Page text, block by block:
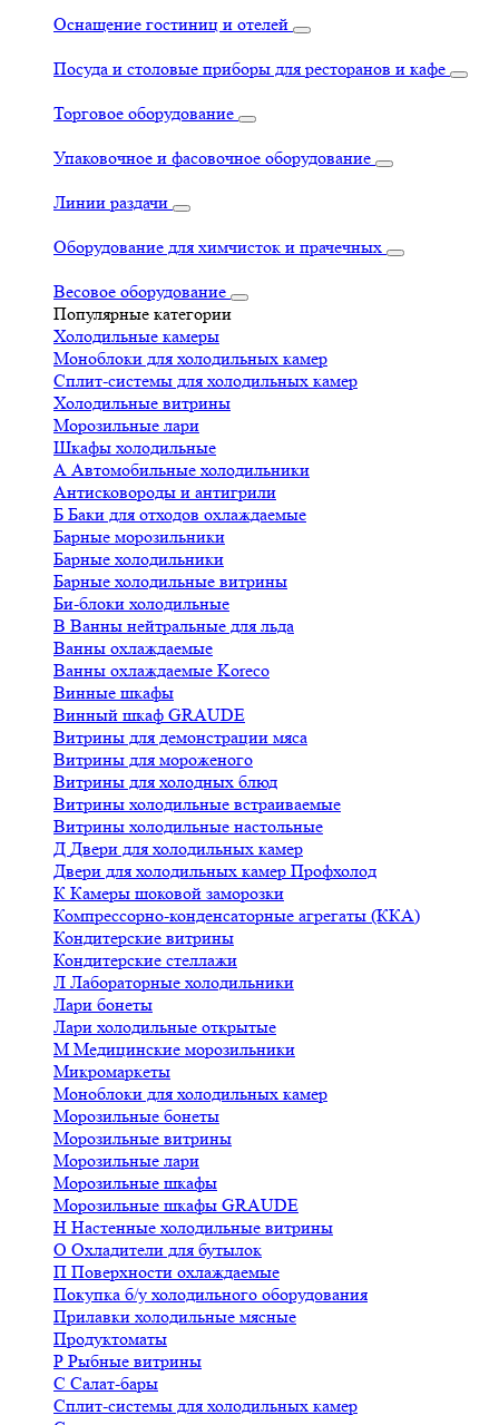
Оснащение гостиниц и отелей
Посуда и столовые приборы для ресторанов и кафе
Торговое оборудование
Упаковочное и фасовочное оборудование
Линии раздачи
Оборудование для химчисток и прачечных
Весовое оборудование
Популярные категории
Холодильные камеры
Моноблоки для холодильных камер
Сплит-системы для холодильных камер
Холодильные витрины
Морозильные лари
Шкафы холодильные
А Автомобильные холодильники
Антисковороды и антигрили
Б Баки для отходов охлаждаемые
Барные морозильники
Барные холодильники
Барные холодильные витрины
Би-блоки холодильные
В Ванны нейтральные для льда
Ванны охлаждаемые
Ванны охлаждаемые Koreco
Винные шкафы
Винный шкаф GRAUDE
Витрины для демонстрации мяса
Витрины для мороженого
Витрины для холодных блюд
Витрины холодильные встраиваемые
Витрины холодильные настольные
Д Двери для холодильных камер
Двери для холодильных камер Профхолод
К Камеры шоковой заморозки
Компрессорно-конденсаторные агрегаты (ККА)
Кондитерские витрины
Кондитерские стеллажи
Л Лабораторные холодильники
Лари бонеты
Лари холодильные открытые
М Медицинские морозильники
Микромаркеты
Моноблоки для холодильных камер
Морозильные бонеты
Морозильные витрины
Морозильные лари
Морозильные шкафы
Морозильные шкафы GRAUDE
Н Настенные холодильные витрины
О Охладители для бутылок
П Поверхности охлаждаемые
Покупка б/у холодильного оборудования
Прилавки холодильные мясные
Продуктоматы
Р Рыбные витрины
С Салат-бары
Сплит-системы для холодильных камер